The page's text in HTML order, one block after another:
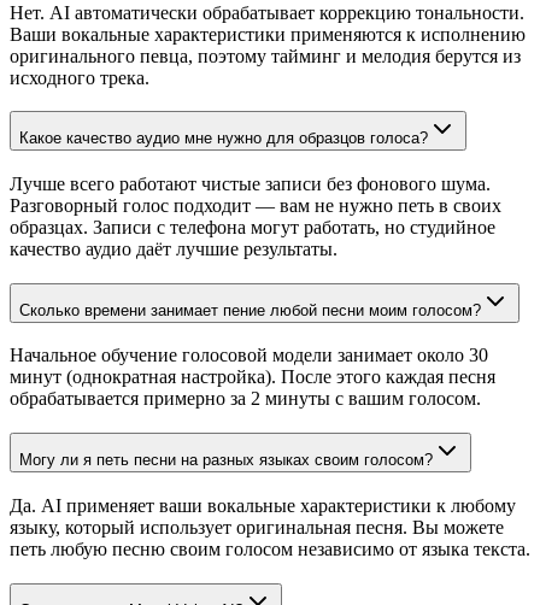
Нет. AI автоматически обрабатывает коррекцию тональности.
Ваши вокальные характеристики применяются к исполнению
оригинального певца, поэтому тайминг и мелодия берутся из
исходного трека.
Какое качество аудио мне нужно для образцов голоса?
Лучше всего работают чистые записи без фонового шума.
Разговорный голос подходит — вам не нужно петь в своих
образцах. Записи с телефона могут работать, но студийное
качество аудио даёт лучшие результаты.
Сколько времени занимает пение любой песни моим голосом?
Начальное обучение голосовой модели занимает около 30
минут (однократная настройка). После этого каждая песня
обрабатывается примерно за 2 минуты с вашим голосом.
Могу ли я петь песни на разных языках своим голосом?
Да. AI применяет ваши вокальные характеристики к любому
языку, который использует оригинальная песня. Вы можете
петь любую песню своим голосом независимо от языка текста.